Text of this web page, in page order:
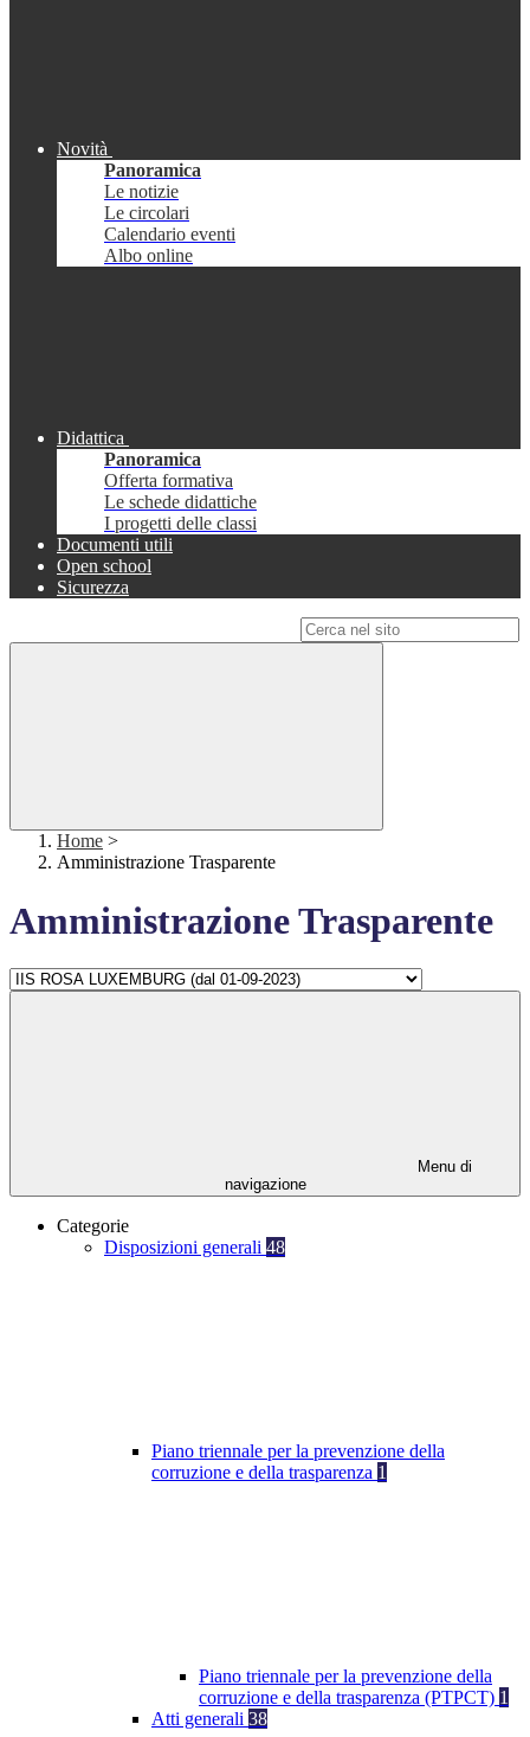
Novità
Panoramica
Le notizie
Le circolari
Calendario eventi
Albo online
Didattica
Panoramica
Offerta formativa
Le schede didattiche
I progetti delle classi
Documenti utili
Open school
Sicurezza
Home >
Amministrazione Trasparente
Amministrazione Trasparente
Menu di
navigazione
Categorie
Disposizioni generali 48
Piano triennale per la prevenzione della
corruzione e della trasparenza 1
Piano triennale per la prevenzione della
corruzione e della trasparenza (PTPCT) 1
Atti generali 38